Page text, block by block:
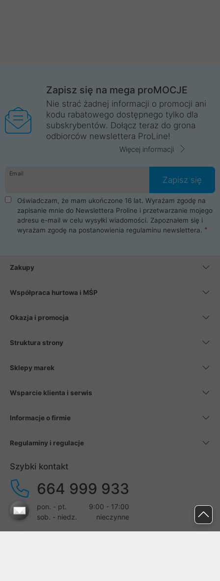
Zapisz się na mega proMOCJE
Nie strać żadnej informacji o promocji ani
kodu rabatowego dostępnego tylko dla
subskrybentów. Dołącz teraz do grona
odbiorców newslettera ProLine!
Więcej informacji
Email
Zapisz się
Oświadczam, że mam ukończone 16 lat. Wyrażam zgodę na
zapisanie mnie do Newslettera Proline i przetwarzanie mojego
adresu e-mail w celu wysyłki wiadomości. Zapoznałem się i
wyrażam zgodę na postanowienia regulaminu newslettera.
Zakupy
Współpraca hurtowa i MŚP
Okazja i promocja
Struktura strony
Sklepy marek
Wsparcie klienta i serwis
Informacje o firmie
Regulaminy i regulacje
Szybki kontakt
664 999 933
pon. - pt.
9:00 - 17:00
sob. - niedz.
nieczynne